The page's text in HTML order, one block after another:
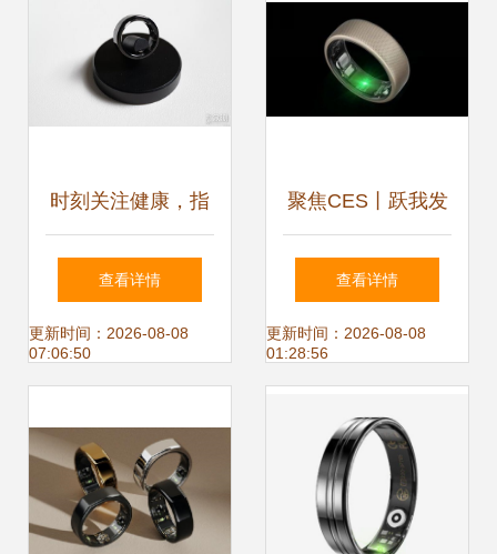
杆
时刻关注健康，指
尖上的智能助手 监
测心率血氧的智能
查看详情
更新时间：2026-08-08
07:06:50
聚焦CES丨跃我发
布 Amazfit Hello
Ring 智能戒指支持
备防水功能
查看详情
更新时间：2026-08-08
01:28:56